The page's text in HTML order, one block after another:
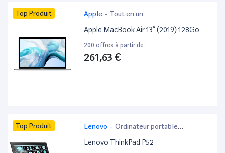
Top Produit Apple - Tout en un
Apple MacBook Air 13” (2019) 128Go
200 offres à partir de :
261,63 €
Top Produit Lenovo - Ordinateur portable
bureautique
Lenovo ThinkPad P52